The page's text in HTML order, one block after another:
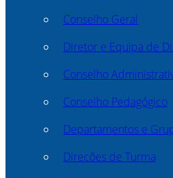
Conselho Geral
Diretor e Equipa de
Conselho
Conselho Pedagógico
Departamentos e
Direcões de Turma